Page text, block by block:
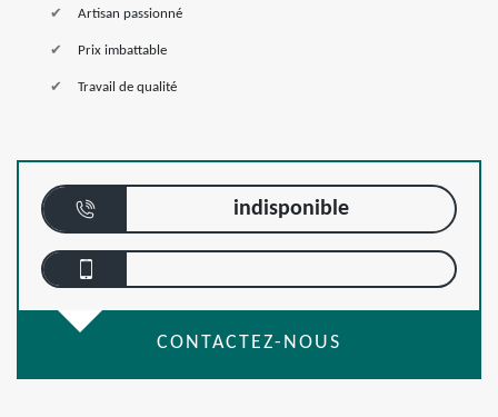
Artisan passionné
Prix imbattable
Travail de qualité
indisponible
CONTACTEZ-NOUS